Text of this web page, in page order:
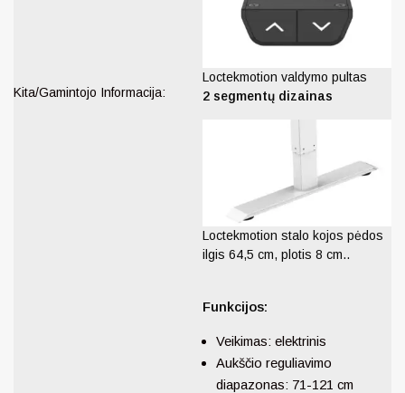
Kita/Gamintojo Informacija:
Loctekmotion valdymo pultas
2 segmentų dizainas
Loctekmotion stalo kojos pėdos
ilgis 64,5 cm, plotis 8 cm..
Funkcijos:
Veikimas: elektrinis
Aukščio reguliavimo
diapazonas: 71-121 cm